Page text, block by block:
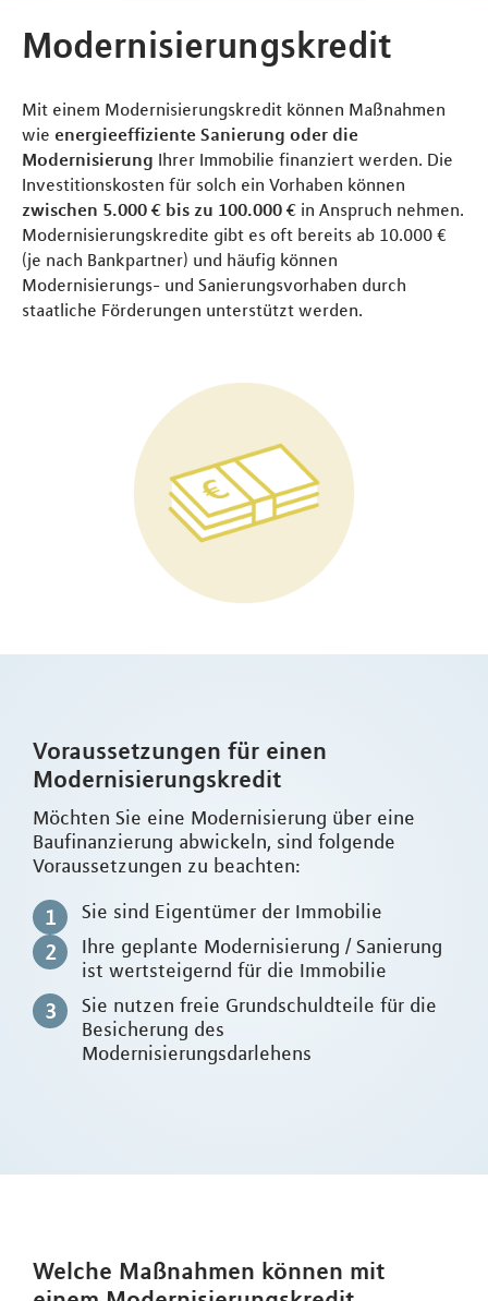
Modernisierungskredit
Mit einem Modernisierungskredit können Maßnahmen
wie energieeffiziente Sanierung oder die
Modernisierung Ihrer Immobilie finanziert werden. Die
Investitionskosten für solch ein Vorhaben können
zwischen 5.000 € bis zu 100.000 € in Anspruch nehmen.
Modernisierungskredite gibt es oft bereits ab 10.000 €
(je nach Bankpartner) und häufig können
Modernisierungs- und Sanierungsvorhaben durch
staatliche Förderungen unterstützt werden.
Voraussetzungen für einen
Modernisierungskredit
Möchten Sie eine Modernisierung über eine
Baufinanzierung abwickeln, sind folgende
Voraussetzungen zu beachten:
Sie sind Eigentümer der Immobilie
Ihre geplante Modernisierung / Sanierung
ist wertsteigernd für die Immobilie
Sie nutzen freie Grundschuldteile für die
Besicherung des
Modernisierungsdarlehens
Welche Maßnahmen können mit